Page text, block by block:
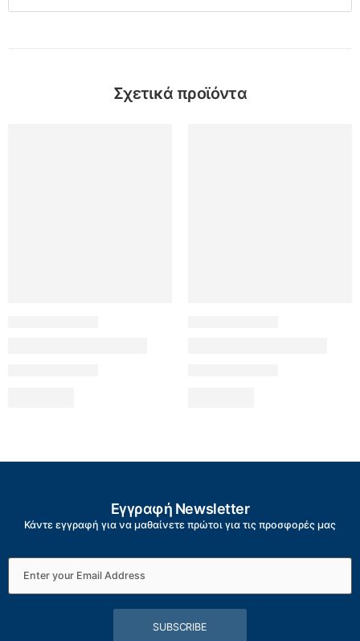
Σχετικά προϊόντα
Εγγραφή Newsletter
Κάντε εγγραφή για να μαθαίνετε πρώτοι για τις προσφορές μας
SUBSCRIBE